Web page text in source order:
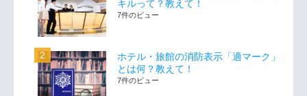
キルって？教えて！
7件のビュー
ホテル・旅館の消防表示「適マーク」
とは何？教えて！
7件のビュー